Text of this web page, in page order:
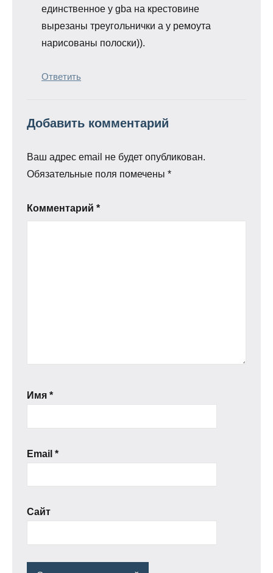
единственное у gba на крестовине
вырезаны треугольнички а у ремоута
нарисованы полоски)).
Ответить
Добавить комментарий
Ваш адрес email не будет опубликован.
Обязательные поля помечены *
Комментарий *
Имя *
Email *
Сайт